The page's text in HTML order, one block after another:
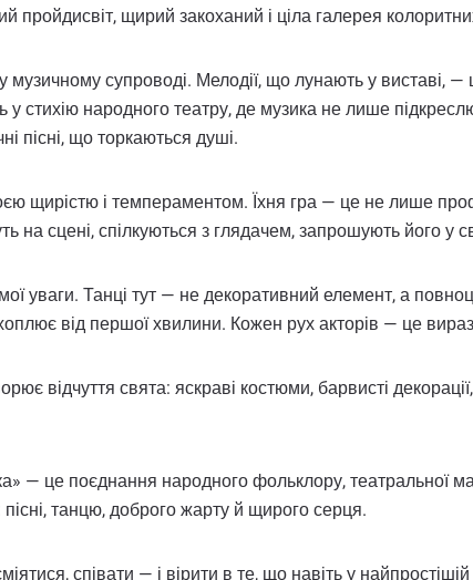
пройдисвіт, щирий закоханий і ціла галерея
супроводі. Мелодії, що лунають у виставі,
стихію народного театру, де музика не лише
пісні, що торкаються душі.
щирістю і темпераментом. Їхня гра — це не лише
на сцені, спілкуються з глядачем, запрошують його у
уваги. Танці тут — не декоративний елемент, а
від першої хвилини. Кожен рух акторів — це
відчуття свята: яскраві костюми, барвисті
— це поєднання народного фольклору, театральної
танцю, доброго жарту й щирого серця.
співати — і вірити в те, що навіть у найпростішій